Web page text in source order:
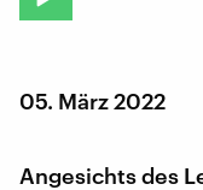
05. März 2022
Angesichts des